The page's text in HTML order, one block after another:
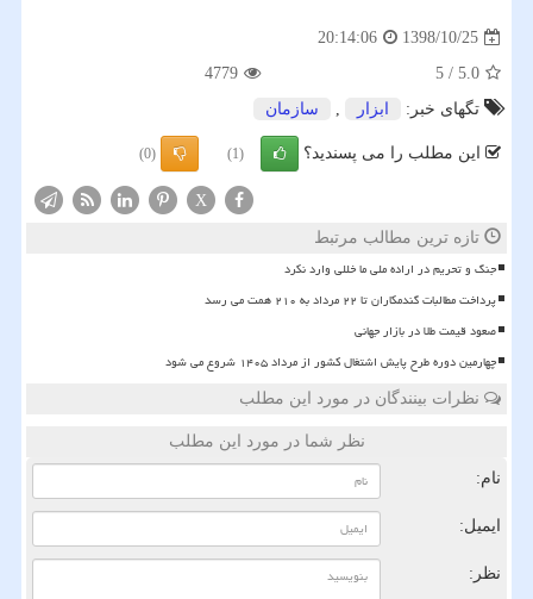
1398/10/25
20:14:06
5.0
/
5
4779
تگهای خبر:
ابزار , سازمان
این مطلب را می پسندید؟ (1)
(0)
X
تازه ترین مطالب مرتبط
جنگ و تحریم در اراده ملی ما خللی وارد نکرد
پرداخت مطالبات گندمکاران تا ۲۲ مرداد به ۲۱۰ همت می رسد
صعود قیمت طلا در بازار جهانی
چهارمین دوره طرح پایش اشتغال کشور از مرداد ۱۴۰۵ شروع می شود
نظرات بینندگان در مورد این مطلب
نظر شما در مورد این مطلب
نام:
ایمیل:
نظر: